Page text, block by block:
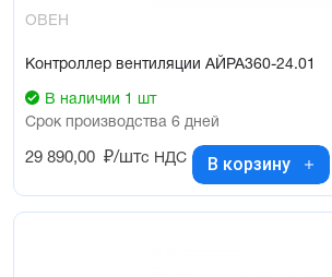
ОВЕН
Контроллер вентиляции АЙРА360-24.01
В наличии 1 шт
Срок производства 6 дней
29 890,00 ₽/штс НДС В корзину